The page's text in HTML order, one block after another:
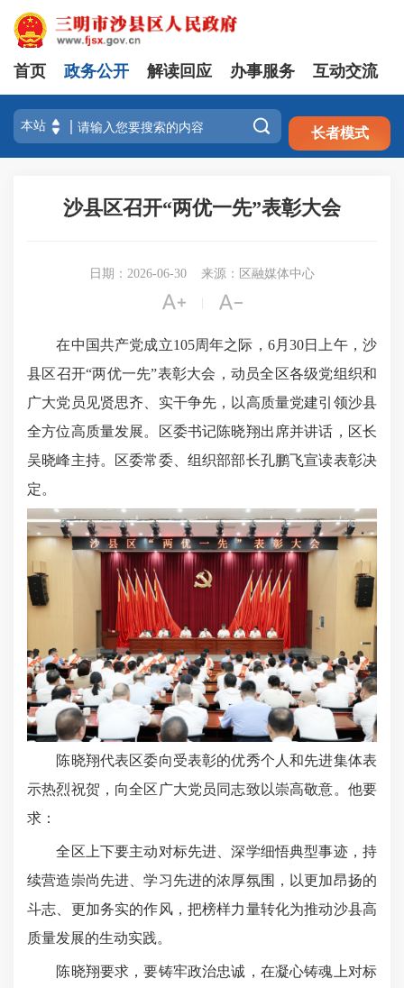
注册 登录
首页 政务公开 解读回应 办事服务 互动交流
 长者模式
沙县区召开“两优一先”表彰大会
日期：2026-06-30 来源：区融媒体中心
 
在中国共产党成立105周年之际，6月30日上午，沙
县区召开“两优一先”表彰大会，动员全区各级党组织和
广大党员见贤思齐、实干争先，以高质量党建引领沙县
全方位高质量发展。区委书记陈晓翔出席并讲话，区长
吴晓峰主持。区委常委、组织部部长孔鹏飞宣读表彰决
定。
陈晓翔代表区委向受表彰的优秀个人和先进集体表
示热烈祝贺，向全区广大党员同志致以崇高敬意。他要
求：
全区上下要主动对标先进、深学细悟典型事迹，持
续营造崇尚先进、学习先进的浓厚氛围，以更加昂扬的
斗志、更加务实的作风，把榜样力量转化为推动沙县高
质量发展的生动实践。
陈晓翔要求，要铸牢政治忠诚，在凝心铸魂上对标